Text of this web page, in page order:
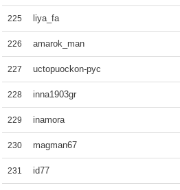
225 liya_fa
226 amarok_man
227 uctopuockon-pyc
228 inna1903gr
229 inamora
230 magman67
231 id77